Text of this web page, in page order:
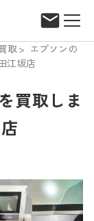
取
エプソンの
江坂店
買取しま